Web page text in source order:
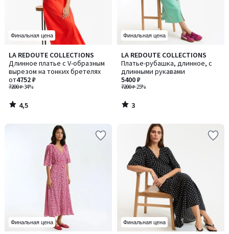
Финальная цена
LA REDOUTE COLLECTIONS
Длинное платье с V-образным
вырезом на тонких бретелях
7200 ₽-34%
от4752 ₽
4,5
/ 5
4,5
/
Финальная цена
LA REDOUTE COLLECTIONS
Платье-рубашка, длинное, с
длинными рукавами
7200 ₽-25%
5400 ₽
3
/
5
3
/
Финальная цена Финальная цена